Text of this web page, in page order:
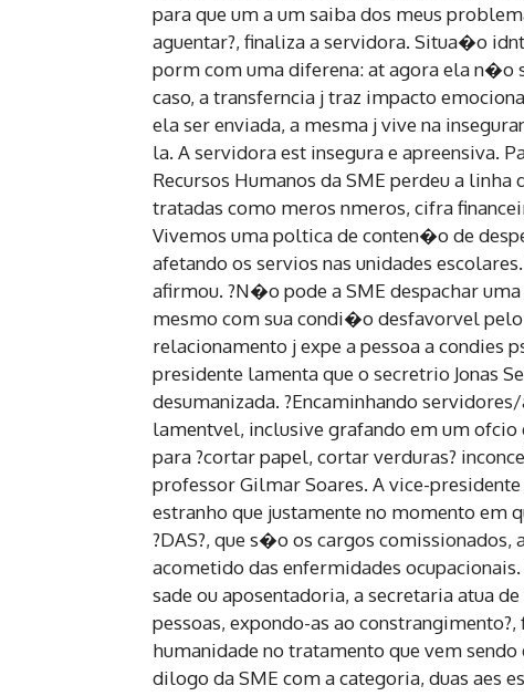
para que um a um saiba dos meus
aguentar?, finaliza a servidora. Situa�o
porm com uma diferena: at agora ela n�o
caso, a transferncia j traz impacto
ela ser enviada, a mesma j vive na
la. A servidora est insegura e apreensiva.
Recursos Humanos da SME perdeu a
tratadas como meros nmeros, cifra
Vivemos uma poltica de conten�o de
afetando os servios nas unidades
afirmou. ?N�o pode a SME despachar
mesmo com sua condi�o desfavorvel
relacionamento j expe a pessoa a condies
presidente lamenta que o secretrio Jonas
desumanizada. ?Encaminhando
lamentvel, inclusive grafando em um
para ?cortar papel, cortar verduras?
professor Gilmar Soares. A vice-
estranho que justamente no momento em
?DAS?, que s�o os cargos
acometido das enfermidades
sade ou aposentadoria, a secretaria atua
pessoas, expondo-as ao
humanidade no tratamento que vem
dilogo da SME com a categoria, duas aes